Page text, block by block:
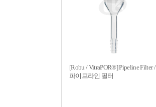
[Robu / VitraPOR®] Pipeline Filter /
파이프라인 필터